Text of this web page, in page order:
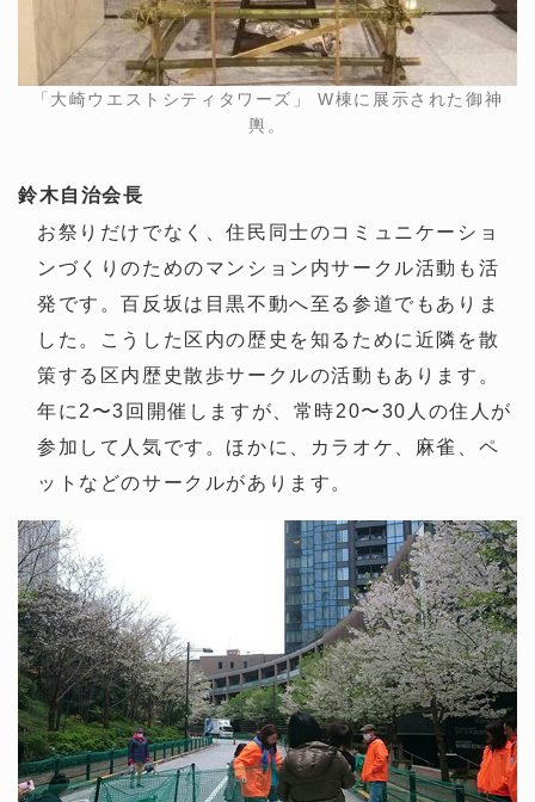
「大崎ウエストシティタワーズ」 W棟に展示された御神
輿。
鈴木自治会長
お祭りだけでなく、住民同士のコミュニケーショ
ンづくりのためのマンション内サークル活動も活
発です。百反坂は目黒不動へ至る参道でもありま
した。こうした区内の歴史を知るために近隣を散
策する区内歴史散歩サークルの活動もあります。
年に2〜3回開催しますが、常時20〜30人の住人が
参加して人気です。ほかに、カラオケ、麻雀、ペ
ットなどのサークルがあります。